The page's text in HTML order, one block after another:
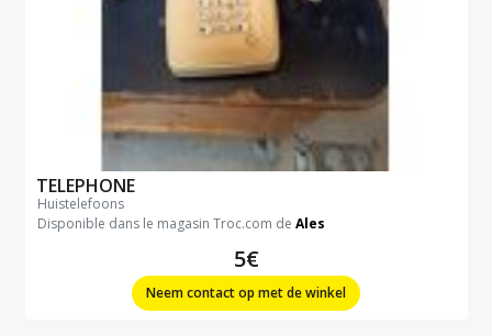
TELEPHONE
huistelefoons
Disponible dans le magasin Troc.com de Ales
5€
Neem contact op met de winkel